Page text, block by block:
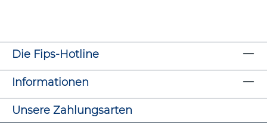
Die Fips-Hotline
Informationen
Unsere Zahlungsarten